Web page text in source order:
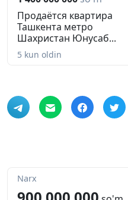
Продаётся квартира
Ташкента метро
Шахристан Юнусаб...
5 kun oldin
Narx